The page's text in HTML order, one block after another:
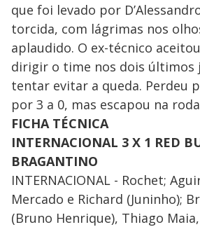
que foi levado por
torcida, com lágrimas nos
aplaudido. O ex-técnico
dirigir o time nos dois últimos
tentar evitar a queda. Perdeu
por 3 a 0, mas escapou na
FICHA TÉCNICA
INTERNACIONAL 3 X 1 RED
BRAGANTINO
INTERNACIONAL - Rochet;
Mercado e Richard (Juninho);
(Bruno Henrique), Thiago